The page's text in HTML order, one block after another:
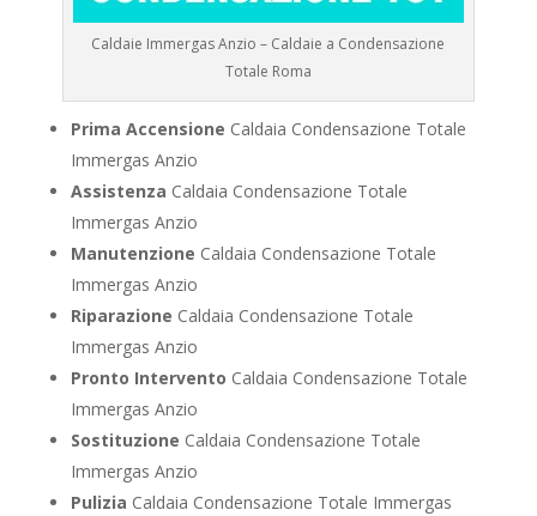
Caldaie Immergas Anzio – Caldaie a Condensazione
Totale Roma
Prima Accensione Caldaia Condensazione Totale
Immergas Anzio
Assistenza Caldaia Condensazione Totale
Immergas Anzio
Manutenzione Caldaia Condensazione Totale
Immergas Anzio
Riparazione Caldaia Condensazione Totale
Immergas Anzio
Pronto Intervento Caldaia Condensazione Totale
Immergas Anzio
Sostituzione Caldaia Condensazione Totale
Immergas Anzio
Pulizia Caldaia Condensazione Totale Immergas